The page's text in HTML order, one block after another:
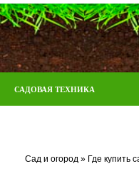
САДОВАЯ ТЕХНИКА
Сад и огород » Где купить